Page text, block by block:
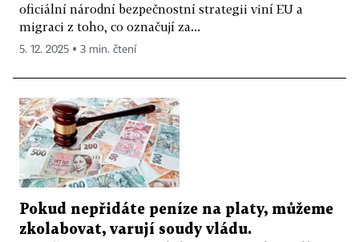
oficiální národní bezpečnostní strategii viní EU a
migraci z toho, co označují za...
5. 12. 2025 ▪ 3 min. čtení
Pokud nepřidáte peníze na platy, můžeme
zkolabovat, varují soudy vládu.